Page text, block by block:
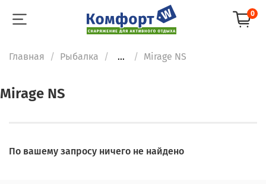
0
Главная Рыбалка ... Mirage NS
Mirage NS
По вашему запросу ничего не найдено